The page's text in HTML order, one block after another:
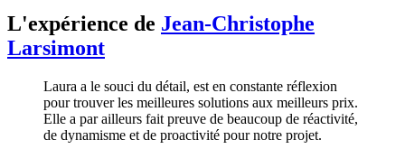
L'expérience de Jean-Christophe
Larsimont
Laura a le souci du détail, est en constante réflexion
pour trouver les meilleures solutions aux meilleurs prix.
Elle a par ailleurs fait preuve de beaucoup de réactivité,
de dynamisme et de proactivité pour notre projet.